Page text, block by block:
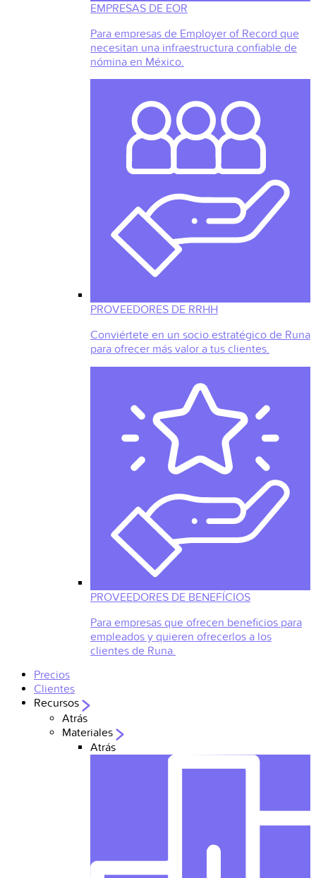
EMPRESAS DE EOR
Para empresas de Employer of Record que
necesitan una infraestructura confiable de
nómina en México.
PROVEEDORES DE RRHH
Conviértete en un socio estratégico de Runa
para ofrecer más valor a tus clientes.
PROVEEDORES DE BENEFÍCIOS
Para empresas que ofrecen beneficios para
empleados y quieren ofrecerlos a los
clientes de Runa.
Precios
Clientes
Recursos
Atrás
Materiales
Atrás